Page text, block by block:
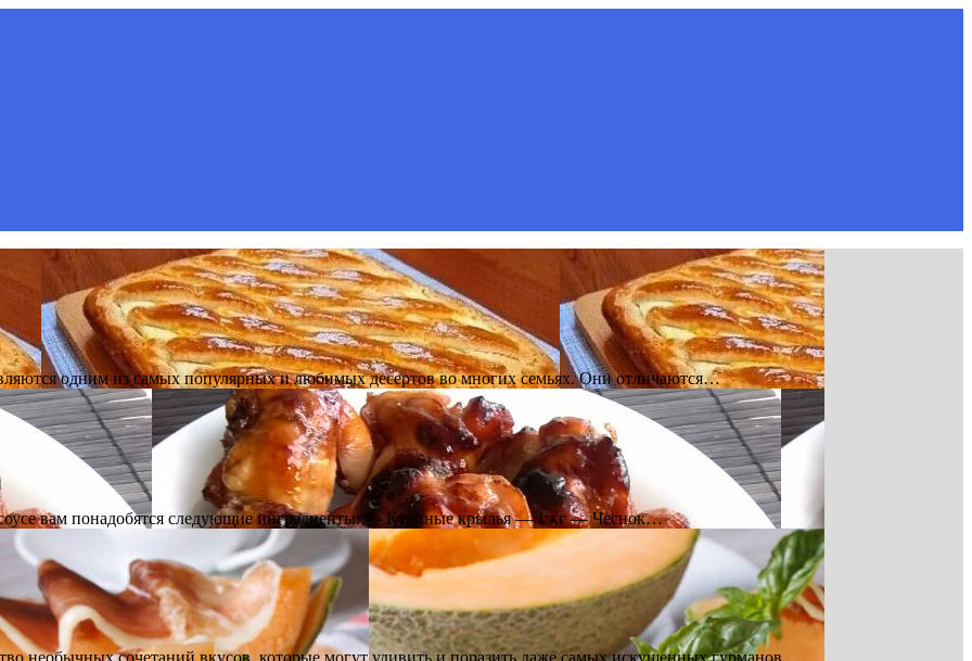
одним из самых популярных и любимых десертов во многих семьях. Они отличаются…
вам понадобятся следующие ингредиенты: — Куриные крылья — 1 кг — Чеснок…